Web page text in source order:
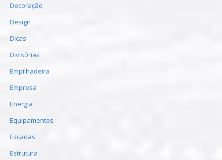
Decoração
Design
Dicas
Divisórias
Empilhadeira
Empresa
Energia
Equipamentos
Escadas
Estrutura